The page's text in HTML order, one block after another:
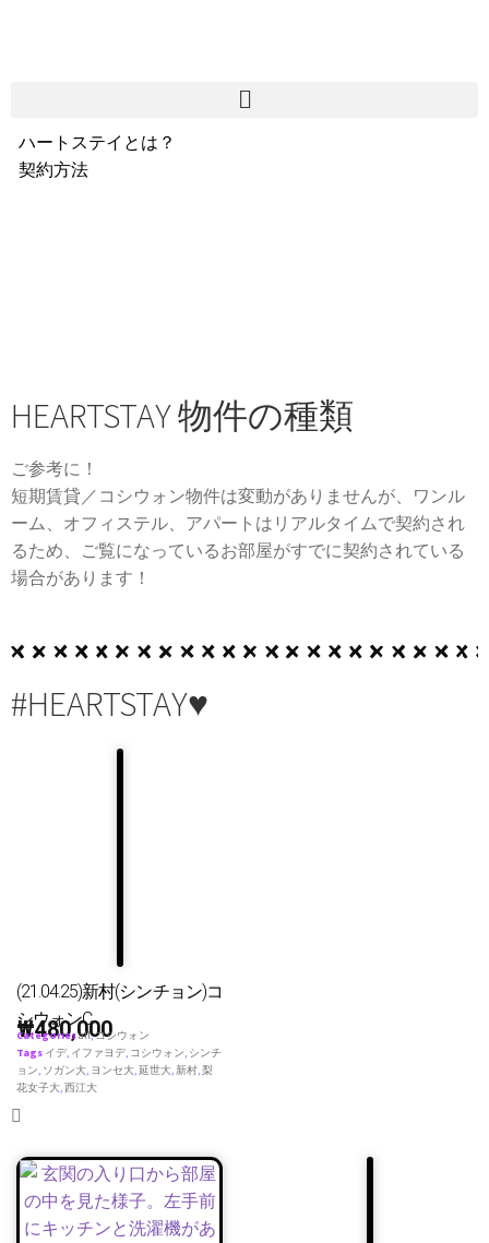
ハートステイとは？
契約方法
HEARTSTAY 物件の種類
ご参考に！
短期賃貸／コシウォン物件は変動がありませんが、ワンル
ーム、オフィステル、アパートはリアルタイムで契約され
るため、ご覧になっているお部屋がすでに契約されている
場合があります！
#HEARTSTAY♥
(21.04.25)新村(シンチョン)コ
シウォンC
₩480,000
Categoriesall,コシウォン
Tags イデ, イファヨデ, コシウォン, シンチ
ョン, ソガン大, ヨンセ大,延世大,新村,梨
花女子大,西江大